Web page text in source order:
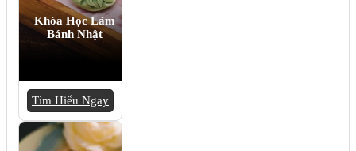
Khóa Học Làm
Bánh Nhật
Tìm Hiểu Ngay